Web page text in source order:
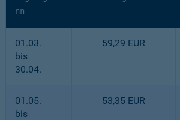
nn
01.03.
bis
30.04.
59,29 EUR
01.05.
bis
53,35 EUR